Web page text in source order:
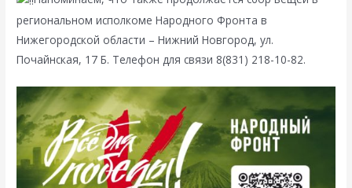
региональном исполкоме Народного Фронта в
Нижегородской области – Нижний Новгород, ул.
Почайнская, 17 Б. Телефон для связи 8(831) 218-10-82.